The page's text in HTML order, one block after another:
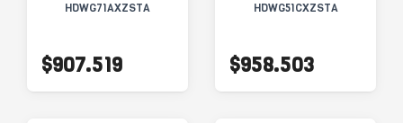
HDWG71AXZSTA
$907.519
HDWG51CXZSTA
$958.503